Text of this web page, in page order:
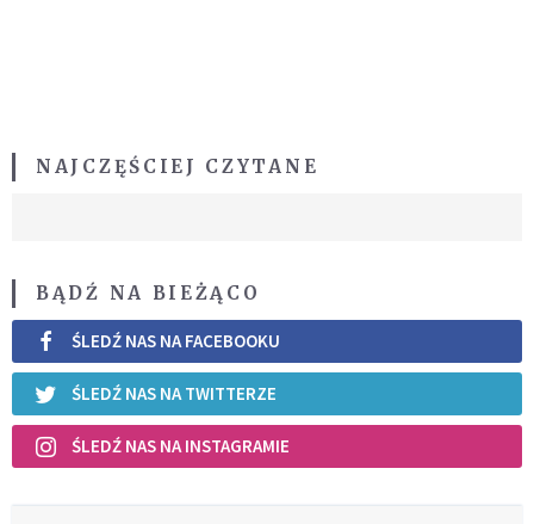
NAJCZĘŚCIEJ CZYTANE
BĄDŹ NA BIEŻĄCO
ŚLEDŹ NAS NA FACEBOOKU
ŚLEDŹ NAS NA TWITTERZE
ŚLEDŹ NAS NA INSTAGRAMIE